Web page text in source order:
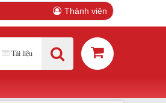
Thành viên
Tài liệu